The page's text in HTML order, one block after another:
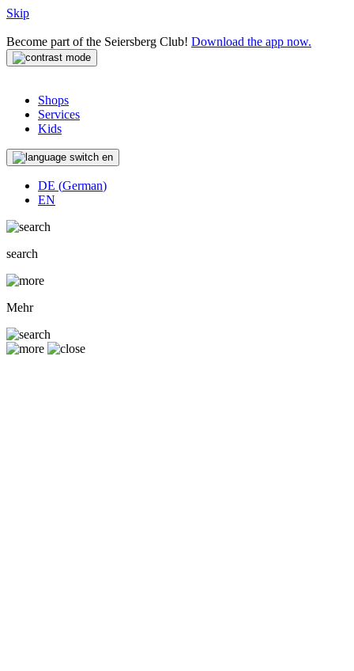
Skip
Become part of the Seiersberg Club! Download the app now.
Shops
Services
Kids
en
DE (German)
EN
search
Mehr